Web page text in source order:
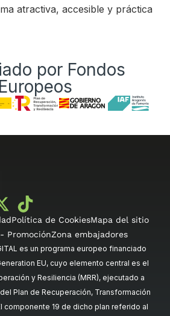
atractiva, accesible y práctica
por Fondos
Europeos
Política de CookiesMapa del sitio
PromociónZona embajadores
es un programa europeo financiado
EU, cuyo elemento central es el
y Resiliencia (MRR), ejecutado a
Plan de Recuperación, Transformación
componente 19 de dicho plan referido al